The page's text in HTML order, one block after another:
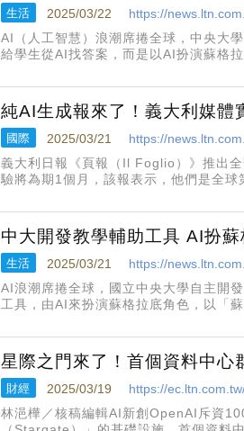
生活 2025/03/22
https://
AI（人工智慧）浪潮席捲全球，中央大
給學生從AI找答案，而是以AI扮演蘇格
純AI生成報來了！義大利媒體
國際 2025/03/21
https://
義大利日報《頁報（Il Foglio）》推出
驗將為期1個月，該報表示，他們是全球
中大開發教學輔助工具 AI扮
生活 2025/03/21
https://
AI浪潮席捲全球，國立中央大學自主開
工具，由AI來扮演蘇格拉底角色，以「
央大學學生陳昱
星際之門來了！首個資料中心
財經 2025/03/19
https://
林浥樺／核稿編輯AI新創OpenAI斥資